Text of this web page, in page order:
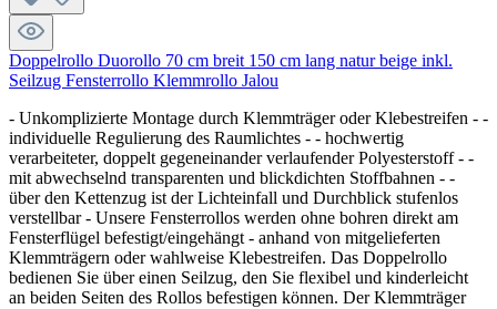
Doppelrollo Duorollo 70 cm breit 150 cm lang natur beige inkl.
Seilzug Fensterrollo Klemmrollo Jalou
- Unkomplizierte Montage durch Klemmträger oder Klebestreifen - -
individuelle Regulierung des Raumlichtes - - hochwertig
verarbeiteter, doppelt gegeneinander verlaufender Polyesterstoff - -
mit abwechselnd transparenten und blickdichten Stoffbahnen - -
über den Kettenzug ist der Lichteinfall und Durchblick stufenlos
verstellbar - Unsere Fensterrollos werden ohne bohren direkt am
Fensterflügel befestigt/eingehängt - anhand von mitgelieferten
Klemmträgern oder wahlweise Klebestreifen. Das Doppelrollo
bedienen Sie über einen Seilzug, den Sie flexibel und kinderleicht
an beiden Seiten des Rollos befestigen können. Der Klemmträger